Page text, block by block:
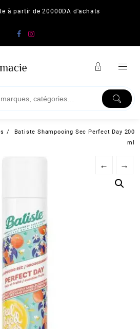
à partir de 20000DA d'achats
Batiste Shampooing Sec Perfect Day 200
ml
← →